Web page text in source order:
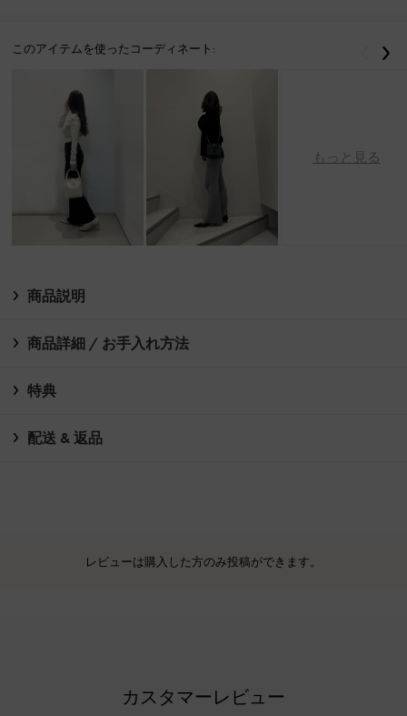
このアイテムを使ったコーディネート:
もっと見る
戻る
商品説明
商品詳細 / お手入れ方法
特典
配送 & 返品
レビューは購入した方のみ投稿ができます。
カスタマーレビュー